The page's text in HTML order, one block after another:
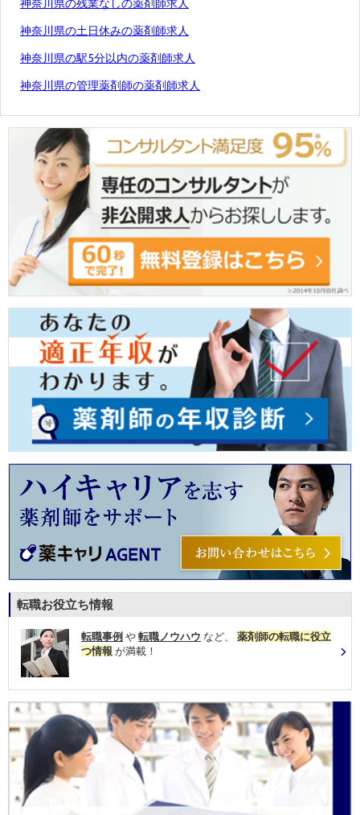
神奈川県の残業なしの薬剤師求人
神奈川県の土日休みの薬剤師求人
神奈川県の駅5分以内の薬剤師求人
神奈川県の管理薬剤師の薬剤師求人
転職お役立ち情報
転職事例 や 転職ノウハウ など、 薬剤師の転職に役立
つ情報 が満載！